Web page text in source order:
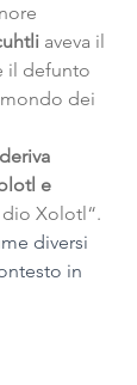
aveva il
il defunto
dei
e
Xolotl“.
diversi
in